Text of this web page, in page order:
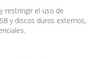
restringir el uso de
y discos duros externos,